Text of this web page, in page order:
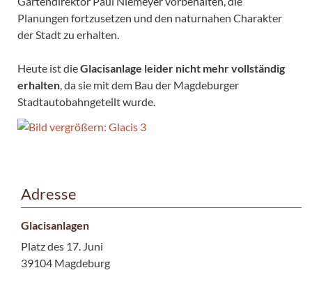
Planungen fortzusetzen und den naturnahen Charakter
der Stadt zu erhalten.
Heute ist dieGlacisanlage leider nicht mehr vollständig
erhalten , da sie mit dem Bau der Magdeburger
Stadtautobahngeteilt wurde.
Adresse
Glacisanlagen
Platz des 17. Juni
39104 Magdeburg